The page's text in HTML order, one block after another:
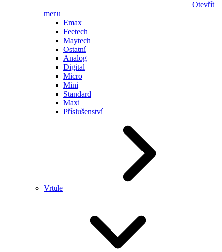
Otevřít
menu
Emax
Feetech
Maytech
Ostatní
Analog
Digital
Micro
Mini
Standard
Maxi
Příslušenství
Vrtule